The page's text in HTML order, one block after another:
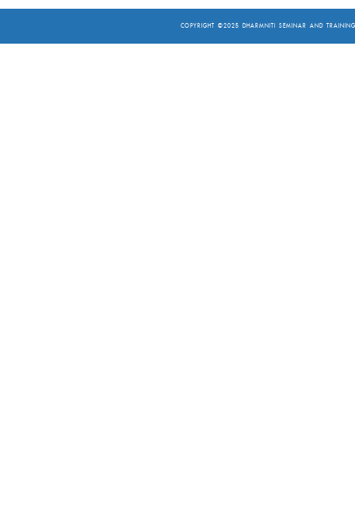
COPYRIGHT ©2025 DHARMNITI SEMINAR AND